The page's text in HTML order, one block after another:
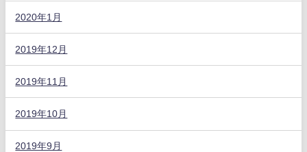
2020年1月
2019年12月
2019年11月
2019年10月
2019年9月